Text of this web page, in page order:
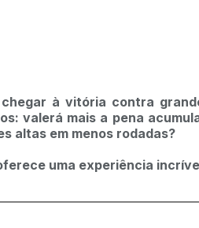
à vitória contra
valerá mais a pena
altas em menos rodadas?
uma experiência